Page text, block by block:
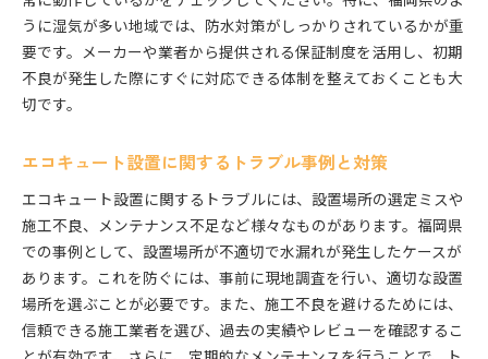
うに湿気が多い地域では、防水対策がしっかりされているかが重
要です。メーカーや業者から提供される保証制度を活用し、初期
不良が発生した際にすぐに対応できる体制を整えておくことも大
切です。
エコキュート設置に関するトラブル事例と対策
エコキュート設置に関するトラブルには、設置場所の選定ミスや
施工不良、メンテナンス不足など様々なものがあります。福岡県
での事例として、設置場所が不適切で水漏れが発生したケースが
あります。これを防ぐには、事前に現地調査を行い、適切な設置
場所を選ぶことが必要です。また、施工不良を避けるためには、
信頼できる施工業者を選び、過去の実績やレビューを確認するこ